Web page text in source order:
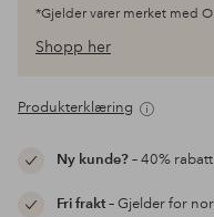
*Gjelder varer merket med
Shopp her
Produkterklæring
Ny kunde?– 40%
Fri frakt– Gjelder for